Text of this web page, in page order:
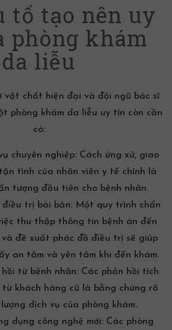
tố tạo nên uy
phòng khám
da liễu
vật chất hiện đại và đội ngũ bác sĩ
phòng khám da liễu uy tín còn cần
có:
chuyên nghiệp:Cách ứng xử, giao
tình của nhân viên y tế chính là
tượng đầu tiên cho bệnh nhân.
điều trị bài bản: Một quy trình chẩn
thu thập thông tin bệnh án đến
và đề xuất phác đồ điều trị sẽ giúp
an tâm và yên tâm khi đến khám.
từ bệnh nhân: Các phản hồi tích
khách hàng cũ là bằng chứng rõ
dịch vụ của phòng khám.
dụng công nghệ mới: Các phòng